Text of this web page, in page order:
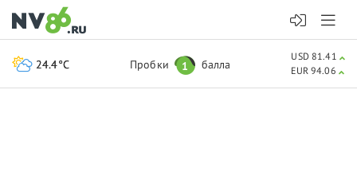
24.4°C Пробки 1 балла
USD 81.41
EUR 94.06